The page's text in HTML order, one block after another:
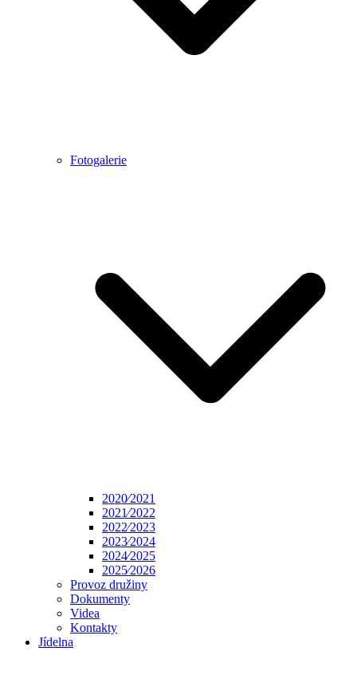
Fotogalerie
2020⁄2021
2021⁄2022
2022⁄2023
2023⁄2024
2024⁄2025
2025⁄2026
Provoz družiny
Dokumenty
Videa
Kontakty
Jídelna